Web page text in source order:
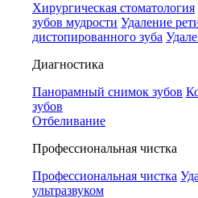
Хирургическая стоматология
зубов мудрости Удаление
дистопированного зуба
Диагностика
Панорамный снимок зубов
зубов
Отбеливание
Профессиональная чистка
Профессиональная чистка
ультразвуком